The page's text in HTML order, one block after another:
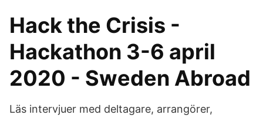
Hack the Crisis -
Hackathon 3-6 april
2020 - Sweden Abroad
Läs intervjuer med deltagare, arrangörer,